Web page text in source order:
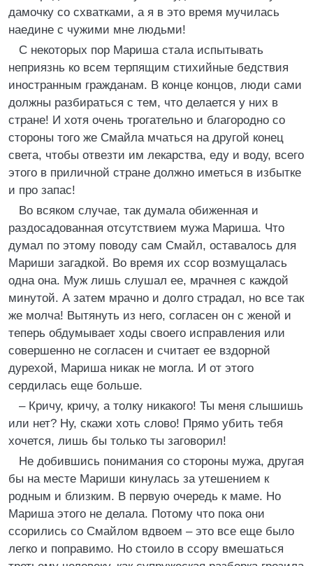
дамочку со схватками, а я в это время мучилась
наедине с чужими мне людьми!
С некоторых пор Мариша стала испытывать
неприязнь ко всем терпящим стихийные бедствия
иностранным гражданам. В конце концов, люди сами
должны разбираться с тем, что делается у них в
стране! И хотя очень трогательно и благородно со
стороны того же Смайла мчаться на другой конец
света, чтобы отвезти им лекарства, еду и воду, всего
этого в приличной стране должно иметься в избытке
и про запас!
Во всяком случае, так думала обиженная и
раздосадованная отсутствием мужа Мариша. Что
думал по этому поводу сам Смайл, оставалось для
Мариши загадкой. Во время их ссор возмущалась
одна она. Муж лишь слушал ее, мрачнея с каждой
минутой. А затем мрачно и долго страдал, но все так
же молча! Вытянуть из него, согласен он с женой и
теперь обдумывает ходы своего исправления или
совершенно не согласен и считает ее вздорной
дурехой, Мариша никак не могла. И от этого
сердилась еще больше.
– Кричу, кричу, а толку никакого! Ты меня слышишь
или нет? Ну, скажи хоть слово! Прямо убить тебя
хочется, лишь бы только ты заговорил!
Не добившись понимания со стороны мужа, другая
бы на месте Мариши кинулась за утешением к
родным и близким. В первую очередь к маме. Но
Мариша этого не делала. Потому что пока они
ссорились со Смайлом вдвоем – это все еще было
легко и поправимо. Но стоило в ссору вмешаться